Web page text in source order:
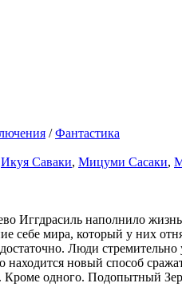
/Фантастика
Икуя Саваки, Мицуми Сасаки,
Иггдрасиль наполнило
себе мира, который у них
Люди
находится новый способ
одного. Подопытный